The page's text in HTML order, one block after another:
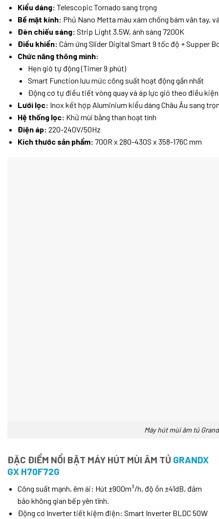
Kiểu dáng: Telescopic Tornado sang trọng
Bề mặt kính: Phủ Nano Metta màu xám chống bám vân tay,
Đèn chiếu sáng: Strip Light 3.5W, ánh sáng 7200K
Điều khiển: Cảm ứng Slider Digital Smart 9 tốc độ + Supper
Chức năng thông minh:
Hẹn giờ tự động (Timer 9 phút)
Smart Function lưu mức công suất hoạt động gần nhất
Động cơ tự điều tiết vòng quay và áp lực gió theo điều
Lưới lọc: Inox kết hợp Aluminium kiểu dáng Châu Âu sang
Hệ thống lọc: Khử mùi bằng than hoạt tính
Điện áp: 220-240V/50Hz
Kích thước sản phẩm: 700R x 280-430S x 358-176C mm
Máy hút mùi âm tủ
ĐẶC ĐIỂM NỔI BẬT MÁY HÚT MÙI ÂM TỦ GRANDX
GX H70F72G
Công suất mạnh, êm ái: Hút ±900m³/h, độ ồn ±41dB, đảm
bảo không gian bếp yên tĩnh.
Động cơ Inverter tiết kiệm điện: Smart Inverter BLDC 50W